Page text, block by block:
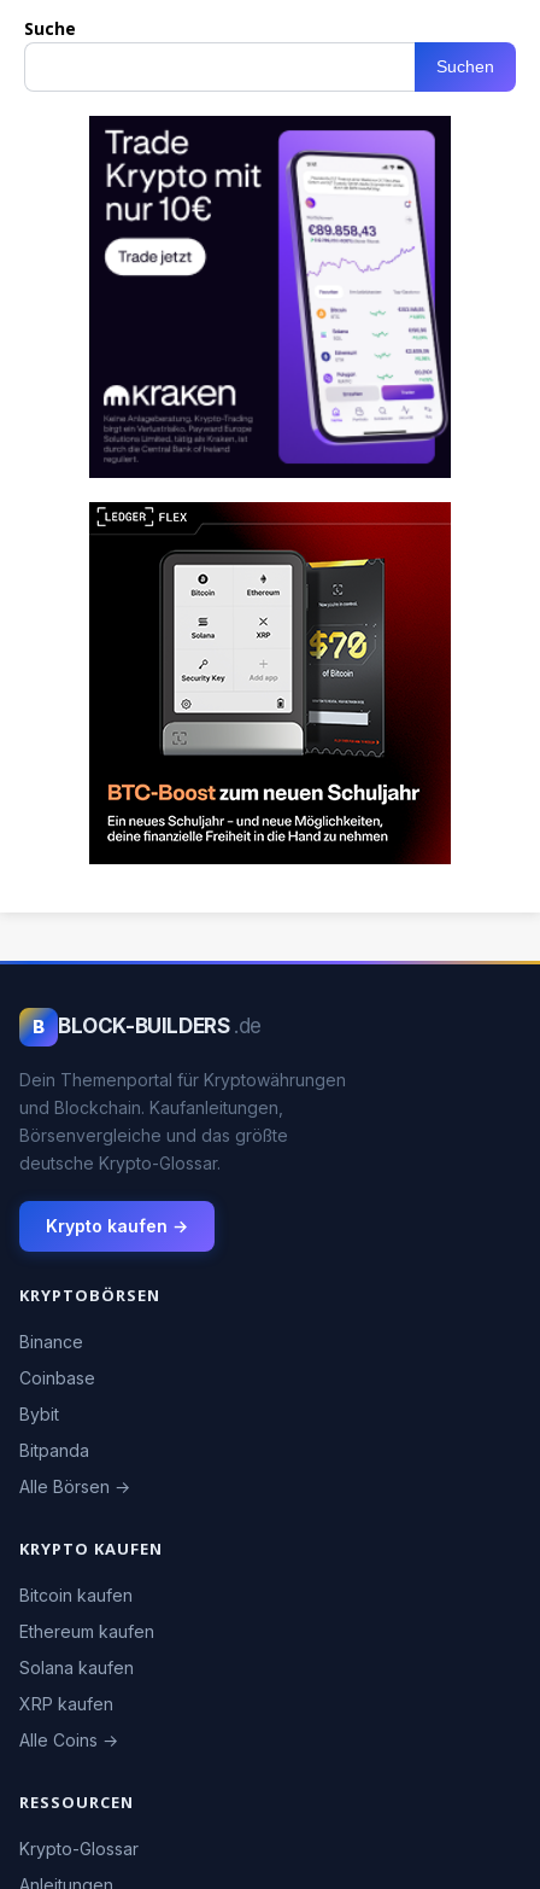
Suche
Suchen
B BLOCK-BUILDERS .de
Dein Themenportal für Kryptowährungen
und Blockchain. Kaufanleitungen,
Börsenvergleiche und das größte
deutsche Krypto-Glossar.
Krypto kaufen →
KRYPTOBÖRSEN
Binance
Coinbase
Bybit
Bitpanda
Alle Börsen →
KRYPTO KAUFEN
Bitcoin kaufen
Ethereum kaufen
Solana kaufen
XRP kaufen
Alle Coins →
RESSOURCEN
Krypto-Glossar
Anleitungen